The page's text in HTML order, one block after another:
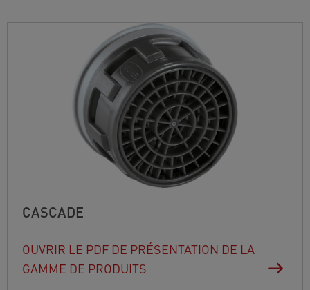
CASCADE
OUVRIR LE PDF DE PRÉSENTATION DE LA
GAMME DE PRODUITS